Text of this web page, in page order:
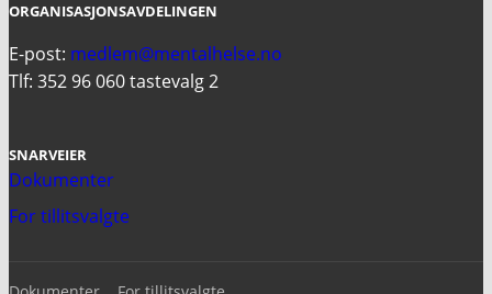
ORGANISASJONSAVDELINGEN
E-post: medlem@mentalhelse.no
Tlf: 352 96 060 tastevalg 2
SNARVEIER
Dokumenter
For tillitsvalgte